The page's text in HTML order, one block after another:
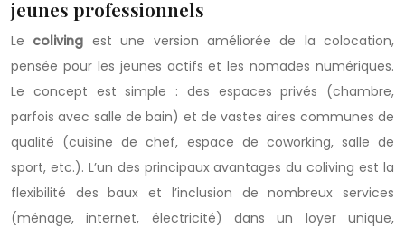
jeunes professionnels
Le coliving est une version améliorée de la colocation,
pensée pour les jeunes actifs et les nomades numériques.
Le concept est simple : des espaces privés (chambre,
parfois avec salle de bain) et de vastes aires communes de
qualité (cuisine de chef, espace de coworking, salle de
sport, etc.). L’un des principaux avantages du coliving est la
flexibilité des baux et l’inclusion de nombreux services
(ménage, internet, électricité) dans un loyer unique,